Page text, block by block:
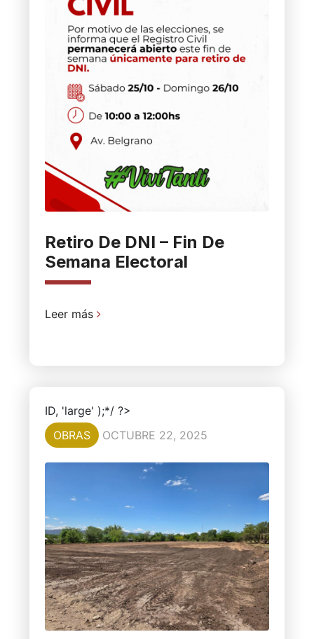
Retiro De DNI – Fin De
Semana Electoral
Leer más
ID, 'large' );*/ ?>
OBRAS
OCTUBRE 22, 2025